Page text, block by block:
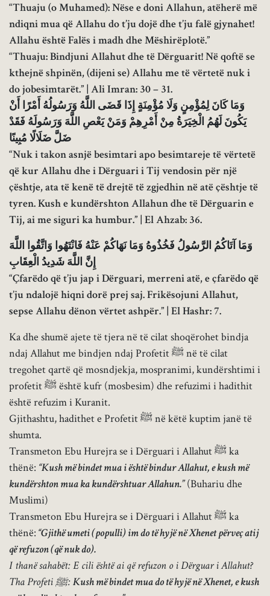
“Thuaju (o Muhamed): Nëse e doni Allahun, atëherë më
ndiqni mua që Allahu do t’ju dojë dhe t’ju falë gjynahet!
Allahu është Falës i madh dhe Mëshirëplotë.”
“Thuaju: Bindjuni Allahut dhe të Dërguarit! Në qoftë se
kthejnë shpinën, (dijeni se) Allahu me të vërtetë nuk i
do jobesimtarët.” | Ali Imran: 30 – 31.
وَمَا كَانَ لِمُؤْمِنٍ وَلَا مُؤْمِنَةٍ إِذَا قَضَى اللَّهُ وَرَسُولُهُ أَمْرًا أَنْ
يَكُونَ لَهُمُ الْخِيَرَةُ مِنْ أَمْرِهِمْ وَمَنْ يَعْصِ اللَّهَ وَرَسُولَهُ فَقَدْ
ضَلَّ ضَلَالًا مُبِينًا
“Nuk i takon asnjë besimtari apo besimtareje të vërtetë
që kur Allahu dhe i Dërguari i Tij vendosin për një
çështje, ata të kenë të drejtë të zgjedhin në atë çështje të
tyren. Kush e kundërshton Allahun dhe të Dërguarin e
Tij, ai me siguri ka humbur.” | El Ahzab: 36.
وَمَا آتَاكُمُ الرَّسُولُ فَخُذُوهُ وَمَا نَهَاكُمْ عَنْهُ فَانْتَهُوا وَاتَّقُوا اللَّهَ
إِنَّ اللَّهَ شَدِيدُ الْعِقَابِ
“Çfarëdo që t’ju jap i Dërguari, merreni atë, e çfarëdo që
t’ju ndalojë hiqni dorë prej saj. Frikësojuni Allahut,
sepse Allahu dënon vërtet ashpër.” | El Hashr: 7.
Ka dhe shumë ajete të tjera në të cilat shoqërohet bindja
ndaj Allahut me bindjen ndaj Profetit ﷺ në të cilat
tregohet qartë që mosndjekja, mospranimi, kundërshtimi i
profetit ﷺ është kufr (mosbesim) dhe refuzimi i hadithit
është refuzim i Kuranit.
Gjithashtu, hadithet e Profetit ﷺ në këtë kuptim janë të
shumta.
Transmeton Ebu Hurejra se i Dërguari i Allahut ﷺ ka
thënë: “Kush më bindet mua i është bindur Allahut, e kush më
kundërshton mua ka kundërshtuar Allahun.”(Buhariu dhe
Muslimi)
Transmeton Ebu Hurejra se i Dërguari i Allahut ﷺ ka
thënë: “Gjithë umeti (populli) im do të hyjë në Xhenet përveç atij
që refuzon (që nuk do).
I thanë sahabët: E cili është ai që refuzon o i Dërguar i Allahut?
Tha Profeti ﷺ:Kush më bindet mua do të hyjë në Xhenet, e kush